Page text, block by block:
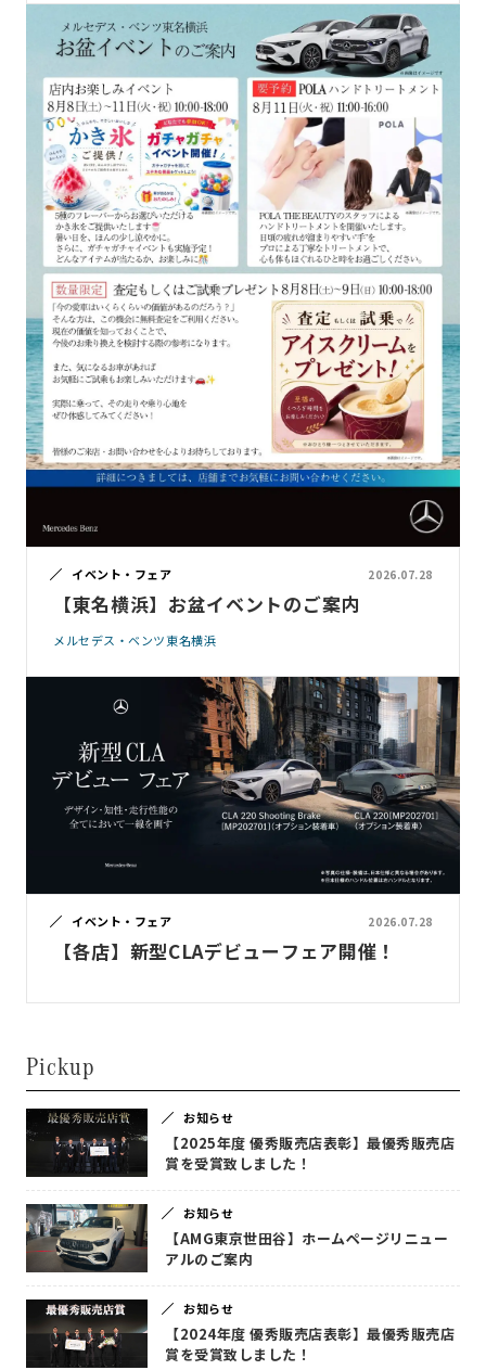
イベント・フェア 2026.07.28
【東名横浜】お盆イベントのご案内
メルセデス・ベンツ東名横浜
イベント・フェア 2026.07.28
【各店】新型CLAデビューフェア開催！
Pickup
お知らせ
【2025年度 優秀販売店表彰】最優秀販売店
賞を受賞致しました！
お知らせ
【AMG東京世田谷】ホームページリニュー
アルのご案内
お知らせ
【2024年度 優秀販売店表彰】最優秀販売店
賞を受賞致しました！